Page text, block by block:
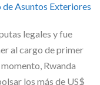
Asuntos Exteriores
legales y fue
al cargo de primer
Rwanda
los más de US$